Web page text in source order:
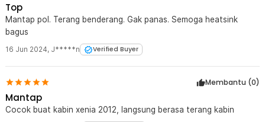
memperpanjang usia pakai lampu.
Kelengkapan Produk
Rincian yang Anda dapatkan untuk pembelian produk ini:
Top
Mantap pol. Terang benderang. Gak panas. Semoga heatsink
bagus
16 Jun 2024, J*****n Verified Buyer
Membantu (0)
Mantap
Cocok buat kabin xenia 2012, langsung berasa terang kabin